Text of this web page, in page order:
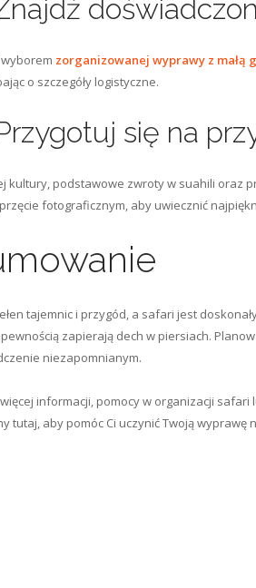
zorganizowanej wyprawy z małą
o szczegóły logistyczne.
się na
kultury, podstawowe zwroty w suahili oraz
fotograficznym, aby uwiecznić
tajemnic i przygód, a safari jest
zapierają dech w piersiach.
niezapomnianym.
informacji, pomocy w organizacji
tutaj, aby pomóc Ci uczynić Twoją